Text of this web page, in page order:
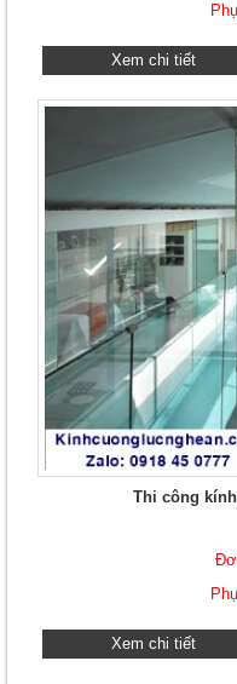
Xem chi tiết
Thi công
Xem chi tiết